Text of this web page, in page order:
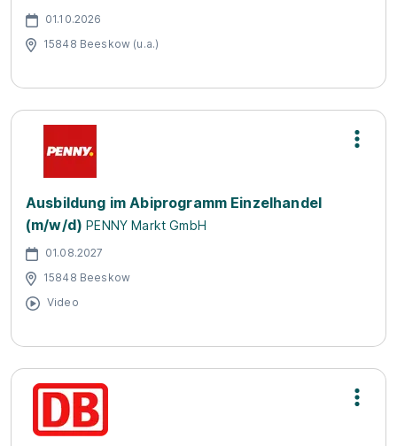
01.10.2026
15848 Beeskow (u.a.)
Ausbildung im Abiprogramm Einzelhandel
(m/w/d) PENNY Markt GmbH
01.08.2027
15848 Beeskow
Video